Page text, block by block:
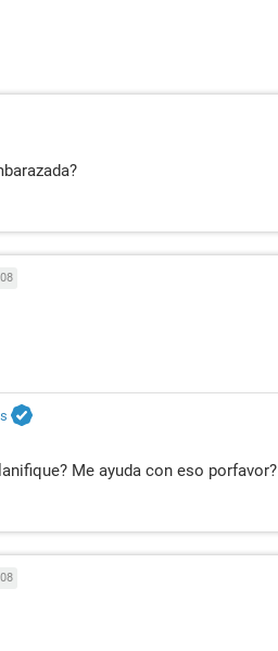
Me ayuda con eso porfavor?